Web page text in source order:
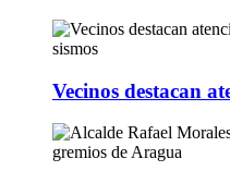
Vecinos destacan